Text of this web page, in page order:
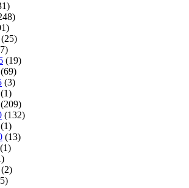
(25)
(19)
(69)
(3)
(1)
(209)
(132)
(1)
(13)
(1)
(2)